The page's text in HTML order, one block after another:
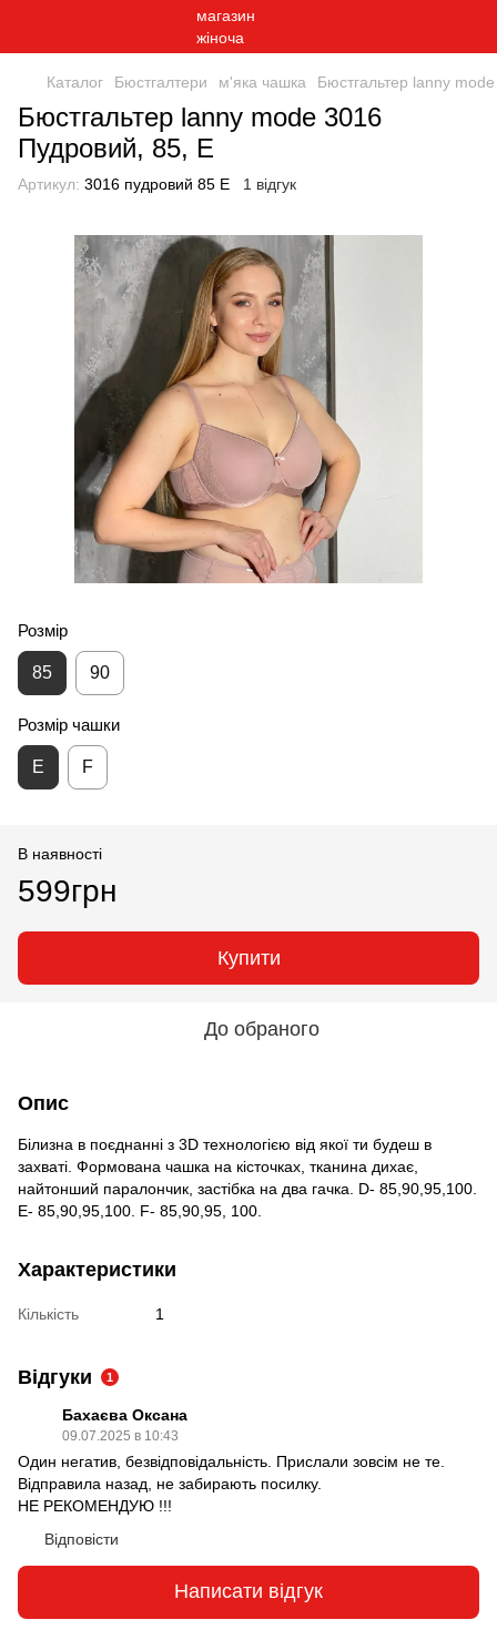
Каталог Бюстгалтери м'яка чашка Бюстгальтер lanny
Бюстгальтер lanny mode 3016
Пудровий, 85, E
Артикул: 3016 пудровий 85 E 1 відгук
Розмір
85 90
Розмір чашки
E F
В наявності
599грн
Купити
До обраного
Опис
Білизна в поєднанні з 3D технологією від якої ти будеш в
захваті. Формована чашка на кісточках, тканина дихає,
найтонший паралончик, застібка на два гачка. D- 85,90,95,100.
E- 85,90,95,100. F- 85,90,95, 100.
Характеристики
Кількість 1
Відгуки 1
Бахаєва Оксана
09.07.2025 в 10:43
Один негатив, безвідповідальність. Прислали зовсім не те.
Відправила назад, не забирають посилку.
НЕ РЕКОМЕНДУЮ !!!
Відповісти
Написати відгук